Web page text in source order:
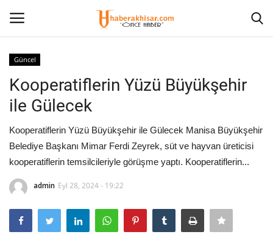
Anasayfa
Künye
Ekonomi
Magazin
Güncel
Kooperatiflerin Yüzü Büyükşehir
ile Gülecek
Kooperatiflerin Yüzü Büyükşehir ile Gülecek Manisa Büyükşehir
Belediye Başkanı Mimar Ferdi Zeyrek, süt ve hayvan üreticisi
kooperatiflerin temsilcileriyle görüşme yaptı. Kooperatiflerin...
admin Eyl 28, 2024 - 19:22